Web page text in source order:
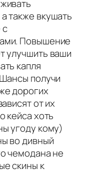
также вкушать
Повышение
улучшить ваши
капля
получи
дорогих
от их
кейса хоть
угоду кому)
во дивный
чемодана не
скины к